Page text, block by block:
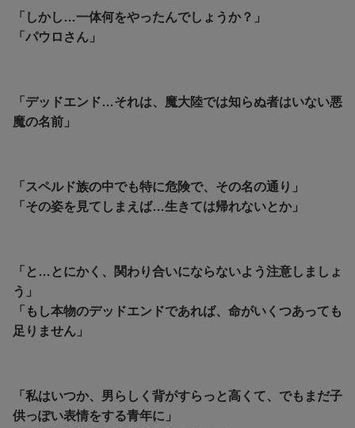
「しかし…一体何をやったんでしょうか？」
「パウロさん」
「デッドエンド…それは、魔大陸では知らぬ者はいない悪
魔の名前」
「スペルド族の中でも特に危険で、その名の通り」
「その姿を見てしまえば…生きては帰れないとか」
「と…とにかく、関わり合いにならないよう注意しましょ
う」
「もし本物のデッドエンドであれば、命がいくつあっても
足りません」
「私はいつか、男らしく背がすらっと高くて、でもまだ子
供っぽい表情をする青年に」